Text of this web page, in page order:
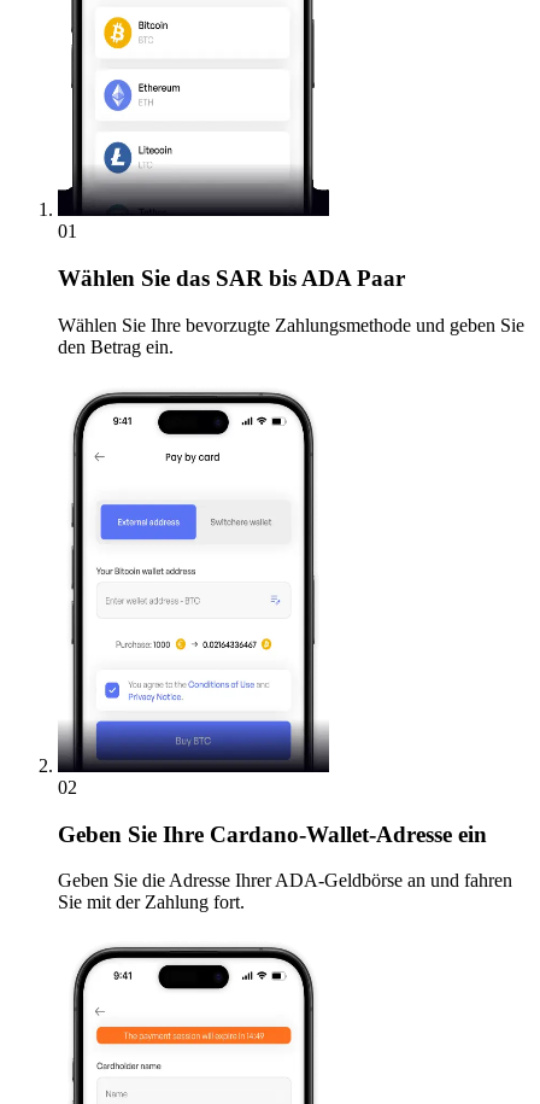
01
Wählen Sie das SAR bis ADA Paar
Wählen Sie Ihre bevorzugte Zahlungsmethode und geben Sie
den Betrag ein.
02
Geben Sie Ihre Cardano-Wallet-Adresse ein
Geben Sie die Adresse Ihrer ADA-Geldbörse an und fahren
Sie mit der Zahlung fort.